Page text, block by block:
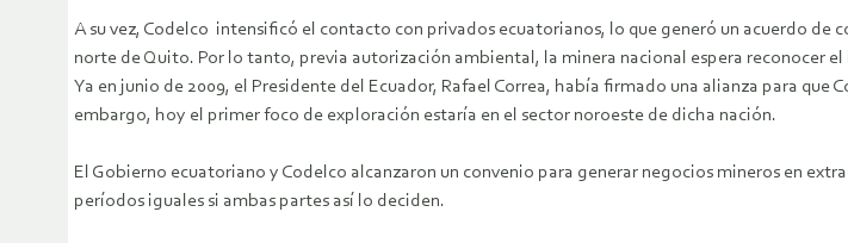
A su vez, Codelco intensificó el contacto con privados ecuatorianos, lo que generó un acuerdo
norte de Quito. Por lo tanto, previa autorización ambiental, la minera nacional espera reconocer el
Ya en junio de 2009, el Presidente del Ecuador, Rafael Correa, había firmado una alianza para
embargo, hoy el primer foco de exploración estaría en el sector noroeste de dicha nación.
El Gobierno ecuatoriano y Codelco alcanzaron un convenio para generar negocios mineros en
períodos iguales si ambas partes así lo deciden.